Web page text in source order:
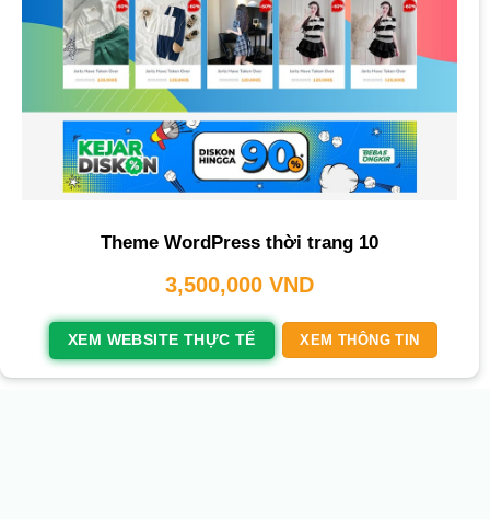
Theme WordPress thời trang 10
3,500,000 VND
XEM WEBSITE THỰC TẾ XEM THÔNG TIN